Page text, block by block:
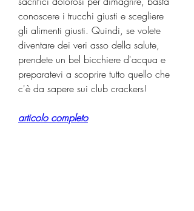
conoscere i trucchi giusti e scegliere
gli alimenti giusti. Quindi, se volete
diventare dei veri asso della salute,
prendete un bel bicchiere d'acqua e
preparatevi a scoprire tutto quello che
c'è da sapere sui club crackers!
articolo completo